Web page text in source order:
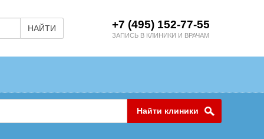
НАЙТИ +7 (495) 152-77-55
ЗАПИСЬ В КЛИНИКИ И ВРАЧАМ
Найти клиники